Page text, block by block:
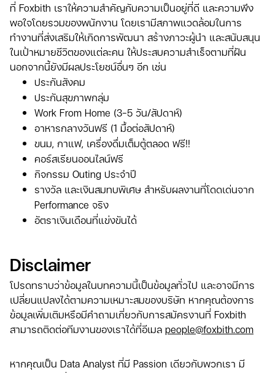
ที่ Foxbith เราให้ความสำคัญกับความเป็นอยู่ที่ดี และความพึง
พอใจโดยรวมของพนักงาน โดยเรามีสภาพแวดล้อมในการ
ทำงานที่ส่งเสริมให้เกิดการพัฒนา สร้างภาวะผู้นำ และสนับสนุน
ในเป้าหมายชีวิตของแต่ละคน ให้ประสบความสำเร็จตามที่ฝัน
นอกจากนี้ยังมีผลประโยชน์อื่นๆ อีก เช่น
ประกันสังคม
ประกันสุขภาพกลุ่ม
Work From Home (3-5 วัน/สัปดาห์)
อาหารกลางวันฟรี (1 มื้อต่อสัปดาห์)
ขนม, กาแฟ, เครื่องดื่มเต็มตู้ตลอด ฟรี!!
คอร์สเรียนออนไลน์ฟรี
กิจกรรม Outing ประจำปี
รางวัล และเงินสมทบพิเศษ สำหรับผลงานที่โดดเด่นจาก
Performance จริง
อัตราเงินเดือนที่แข่งขันได้
Disclaimer
โปรดทราบว่าข้อมูลในบทความนี้เป็นข้อมูลทั่วไป และอาจมีการ
เปลี่ยนแปลงได้ตามความเหมาะสมของบริษัท หากคุณต้องการ
ข้อมูลเพิ่มเติมหรือมีคำถามเกี่ยวกับการสมัครงานที่ Foxbith
สามารถติดต่อทีมงานของเราได้ที่อีเมล people@foxbith.com
หากคุณเป็น Data Analyst ที่มี Passion เดียวกับพวกเรา มี